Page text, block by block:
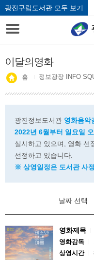
광진구립도서관 모두 보기
이달의영화
홈 정보광장 INFO
광진정보도서관 영화음악
2022년 6월부터 일요일 오
실시하고 있으며, 영화 선
선정하고 있습니다.
※ 상영일정은 도서관 사
날짜 선택
영화제목
영화감독
상영시간